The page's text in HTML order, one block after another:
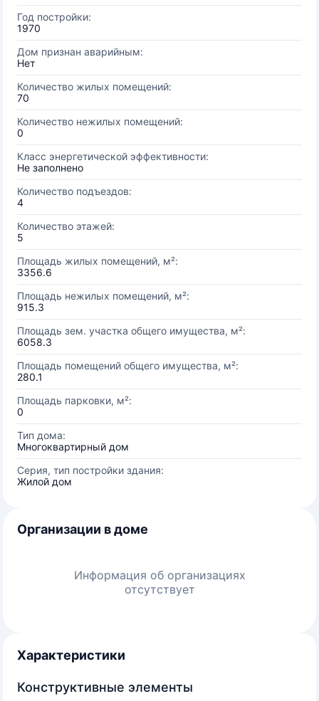
Год постройки:
1970
Дом признан аварийным:
Нет
Количество жилых помещений:
70
Количество нежилых помещений:
0
Класс энергетической эффективности:
Не заполнено
Количество подъездов:
4
Количество этажей:
5
Площадь жилых помещений, м²:
3356.6
Площадь нежилых помещений, м²:
915.3
Площадь зем. участка общего имущества, м²:
6058.3
Площадь помещений общего имущества, м²:
280.1
Площадь парковки, м²:
0
Тип дома:
Многоквартирный дом
Серия, тип постройки здания:
Жилой дом
Организации в доме
Информация об организациях
отсутствует
Характеристики
Конструктивные элементы